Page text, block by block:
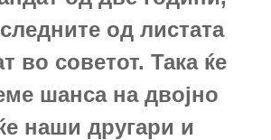
од листата
во советот. Така ќе
шанса на двојно
наши другари и